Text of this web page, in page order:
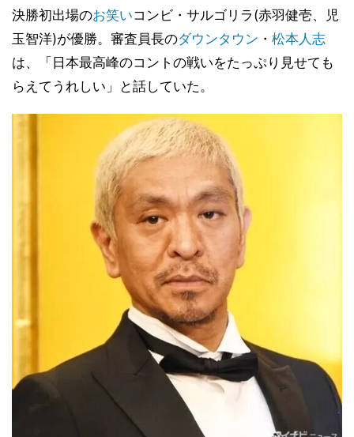
決勝初出場のお笑いコンビ・サルゴリラ(赤羽健壱、児
玉智洋)が優勝。審査員長のダウンタウン ・ 松本人志
は、「日本最高峰のコントの戦いをたっぷり見せても
らえてうれしい」と話していた。